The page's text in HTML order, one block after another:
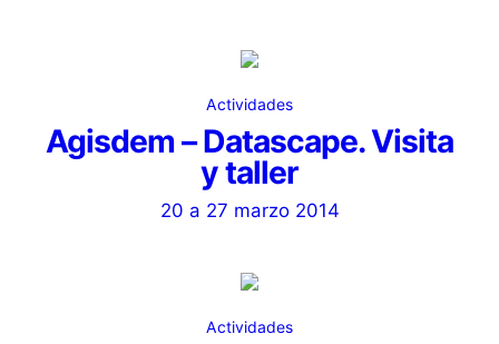
Actividades
Agisdem – Datascape. Visita
y taller
20 a 27 marzo 2014
Actividades